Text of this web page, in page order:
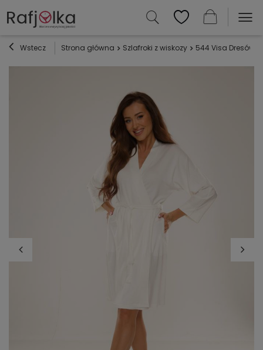
Wstecz Strona główna Szlafroki z wiskozy 544 Visa